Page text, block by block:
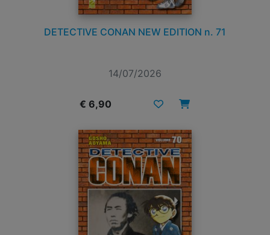
DETECTIVE CONAN NEW EDITION n. 71
14/07/2026
€ 6,90